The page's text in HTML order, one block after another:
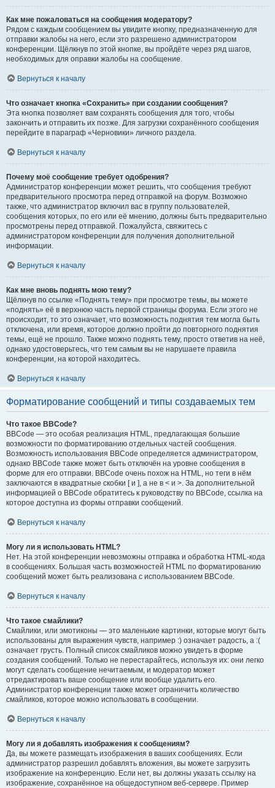
Как мне пожаловаться на сообщения модератору?
Рядом с каждым сообщением вы увидите кнопку, предназначенную для
отправки жалобы на него, если это разрешено администратором
конференции. Щёлкнув по этой кнопке, вы пройдёте через ряд шагов,
необходимых для оправки жалобы на сообщение.
Вернуться к началу
Что означает кнопка «Сохранить» при создании сообщения?
Эта кнопка позволяет вам сохранять сообщения для того, чтобы
закончить и отправить их позже. Для загрузки сохранённого сообщения
перейдите в параграф «Черновики» личного раздела.
Вернуться к началу
Почему моё сообщение требует одобрения?
Администратор конференции может решить, что сообщения требуют
предварительного просмотра перед отправкой на форум. Возможно
также, что администратор включил вас в группу пользователей,
сообщения которых, по его или её мнению, должны быть предварительно
просмотрены перед отправкой. Пожалуйста, свяжитесь с
администратором конференции для получения дополнительной
информации.
Вернуться к началу
Как мне вновь поднять мою тему?
Щёлкнув по ссылке «Поднять тему» при просмотре темы, вы можете
«поднять» её в верхнюю часть первой страницы форума. Если этого не
происходит, то это означает, что возможность поднятия тем могла быть
отключена, или время, которое должно пройти до повторного поднятия
темы, ещё не прошло. Также можно поднять тему, просто ответив на неё,
однако удостоверьтесь, что тем самым вы не нарушаете правила
конференции, на которой находитесь.
Вернуться к началу
Форматирование сообщений и типы создаваемых тем
Что такое BBCode?
BBCode — это особая реализация HTML, предлагающая большие
возможности по форматированию отдельных частей сообщения.
Возможность использования BBCode определяется администратором,
однако BBCode также может быть отключён на уровне сообщения в
форме для его отправки. BBCode очень похож на HTML, но теги в нём
заключаются в квадратные скобки [ и ], а не в < и >. За дополнительной
информацией о BBCode обратитесь к руководству по BBCode, ссылка на
которое доступна из формы отправки сообщений.
Вернуться к началу
Могу ли я использовать HTML?
Нет. На этой конференции невозможны отправка и обработка HTML-кода
в сообщениях. Большая часть возможностей HTML по форматированию
сообщений может быть реализована с использованием BBCode.
Вернуться к началу
Что такое смайлики?
Смайлики, или эмотиконы — это маленькие картинки, которые могут быть
использованы для выражения чувств, например :) означает радость, а :(
означает грусть. Полный список смайликов можно увидеть в форме
создания сообщений. Только не перестарайтесь, используя их: они легко
могут сделать сообщение нечитаемым, и модератор может
отредактировать ваше сообщение или вообще удалить его.
Администратор конференции также может ограничить количество
смайликов, которое можно использовать в сообщении.
Вернуться к началу
Могу ли я добавлять изображения к сообщениям?
Да, вы можете размещать изображения в ваших сообщениях. Если
администратор разрешил добавлять вложения, вы можете загрузить
изображение на конференцию. Если нет, вы должны указать ссылку на
изображение, сохранённое на общедоступном веб-сервере. Пример